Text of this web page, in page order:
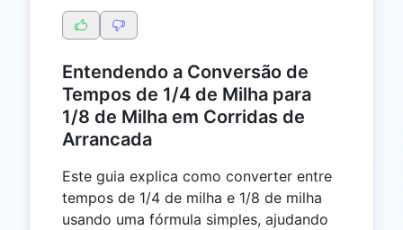
Entendendo a Conversão de
Tempos de 1/4 de Milha para
1/8 de Milha em Corridas de
Arrancada
Este guia explica como converter entre
tempos de 1/4 de milha e 1/8 de milha
usando uma fórmula simples, ajudando